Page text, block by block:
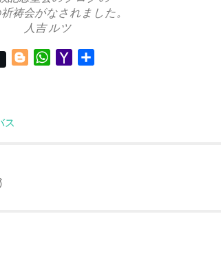
祷会がなされました。
人吉 ルツ
BloggerWhatsApp
Yahoo
ス